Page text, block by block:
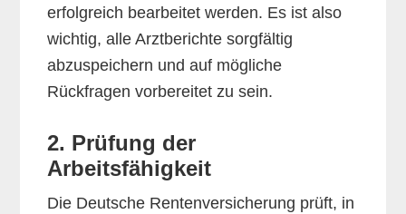
erfolgreich bearbeitet werden. Es ist also
wichtig, alle Arztberichte sorgfältig
abzuspeichern und auf mögliche
Rückfragen vorbereitet zu sein.
2. Prüfung der
Arbeitsfähigkeit
Die Deutsche Rentenversicherung prüft, in